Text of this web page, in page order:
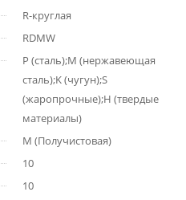
R-круглая
RDMW
P (сталь);M (нержавеющая
сталь);K (чугун);S
(жаропрочные);H (твердые
материалы)
M (Получистовая)
10
10